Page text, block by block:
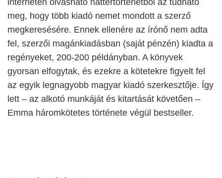
interneten olvasható háttértörténetből az tudható
meg, hogy több kiadó nemet mondott a szerző
megkeresésére. Ennek ellenére az írónő nem adta
fel, szerzői magánkiadásban (saját pénzén) kiadta a
regényeket, 200-200 példányban. A könyvek
gyorsan elfogytak, és ezekre a kötetekre figyelt fel
az egyik legnagyobb magyar kiadó szerkesztője. Így
lett – az alkotó munkáját és kitartását követően –
Emma háromkötetes története végül bestseller.